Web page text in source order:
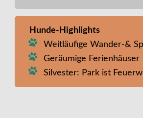
Hunde-Highlights
Weitläufige Wander-&
Geräumige Ferienhäuser
Silvester: Park ist